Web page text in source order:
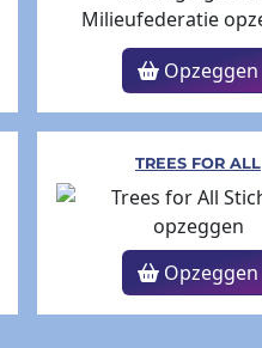
Opzeggen
TREES FOR ALL
Opzeggen